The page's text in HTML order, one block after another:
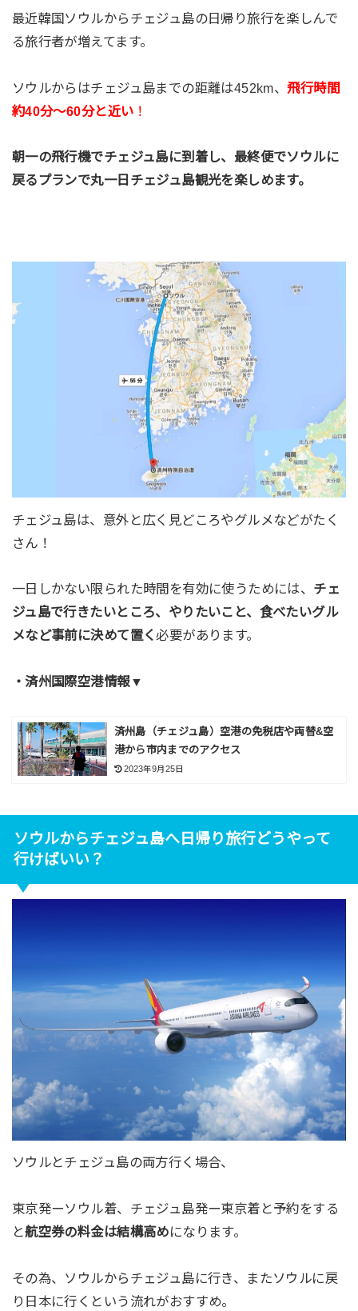
最近韓国ソウルからチェジュ島の日帰り旅行を楽しんで
る旅行者が増えてます。
ソウルからはチェジュ島までの距離は452km、飛行時間
約40分～60分と近い ！
朝一の飛行機でチェジュ島に到着し、最終便でソウルに
戻るプランで丸一日チェジュ島観光を楽しめます。
チェジュ島は、意外と広く見どころやグルメなどがたく
さん！
一日しかない限られた時間を有効に使うためには、 チェ
ジュ島で行きたいところ、やりたいこと、食べたいグル
メなど事前に決めて置く必要があります。
・済州国際空港情報▼
済州島（チェジュ島）空港の免税店や両替&空
港から市内までのアクセス
2023年9月25日
ソウルからチェジュ島へ日帰り旅行どうやって
行けばいい？
ソウルとチェジュ島の両方行く場合、
東京発ーソウル着、チェジュ島発ー東京着と予約をする
と航空券の料金は結構高めになります。
その為、ソウルからチェジュ島に行き、またソウルに戻
り日本に行くという流れがおすすめ。